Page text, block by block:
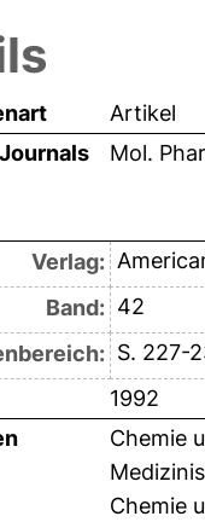
Artikel
Mol.
Verlag:
Band: 42
S. 227-
1992
Chemie
Chemie